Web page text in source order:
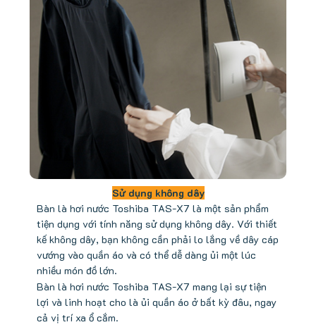
Sử dụng không dây
Bàn là hơi nước Toshiba TAS-X7 là một sản phẩm
tiện dụng với tính năng sử dụng không dây. Với thiết
kế không dây, bạn không cần phải lo lắng về dây cáp
vướng vào quần áo và có thể dễ dàng ủi một lúc
nhiều món đồ lớn.
Bàn là hơi nước Toshiba TAS-X7 mang lại sự tiện
lợi và linh hoạt cho là ủi quần áo ở bất kỳ đâu, ngay
cả vị trí xa ổ cắm.